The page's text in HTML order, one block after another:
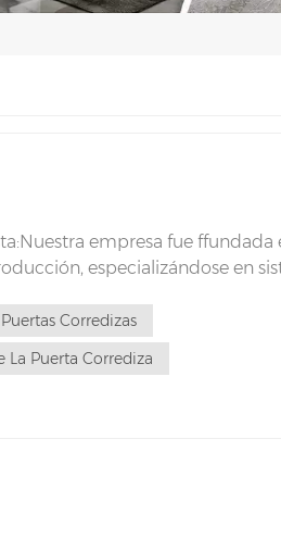
empresa fue ffundada
especializándose en
Corredizas
La Puerta Corrediza